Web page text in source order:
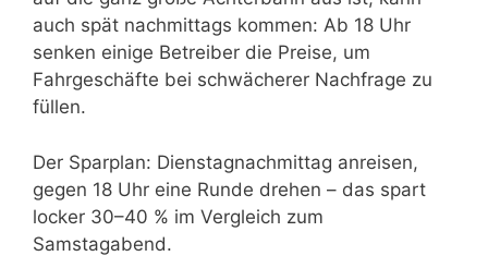
auch spät nachmittags kommen: Ab 18 Uhr
senken einige Betreiber die Preise, um
Fahrgeschäfte bei schwächerer Nachfrage zu
füllen.
Der Sparplan: Dienstagnachmittag anreisen,
gegen 18 Uhr eine Runde drehen – das spart
locker 30–40 % im Vergleich zum
Samstagabend.